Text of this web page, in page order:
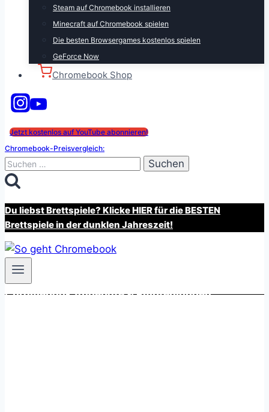
Steam auf Chromebook installieren
Minecraft auf Chromebook spielen
Die besten Browsergames kostenlos spielen
GeForce Now
Chromebook Shop
Jetzt kostenlos auf YouTube abonnieren!
Chromebook-Preisvergleich:
Suchen
nach:
Du liebst Brettspiele? Klicke HIER für die BESTEN
Brettspiele in der dunklen Jahreszeit!
Chromebook Angebote & Empfehlungen